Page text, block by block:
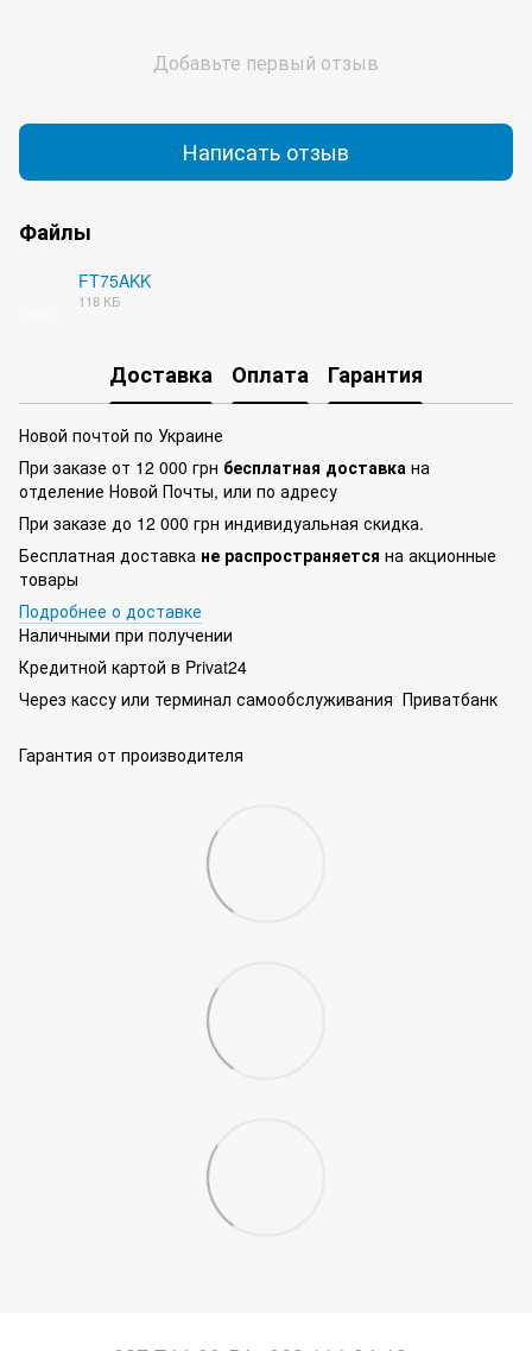
Добавьте первый отзыв
Написать отзыв
Файлы
FT75AKK
118 КБ
Доставка Оплата Гарантия
Новой почтой по Украине
При заказе от 12 000 грн бесплатная доставка на
отделение Новой Почты, или по адресу
При заказе до 12 000 грн индивидуальная скидка.
Бесплатная доставка не распространяется на акционные
товары
Подробнее о доставке
Наличными при получении
Кредитной картой в Privat24
Через кассу или терминал самообслуживания Приватбанк
Гарантия от производителя